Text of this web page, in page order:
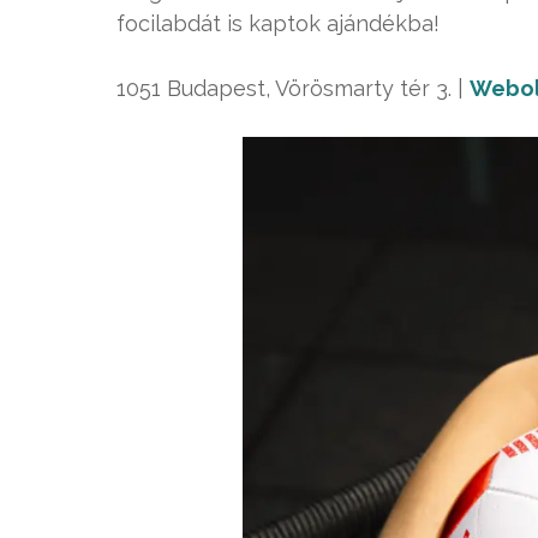
focilabdát is kaptok ajándékba!
1051 Budapest, Vörösmarty tér 3. |